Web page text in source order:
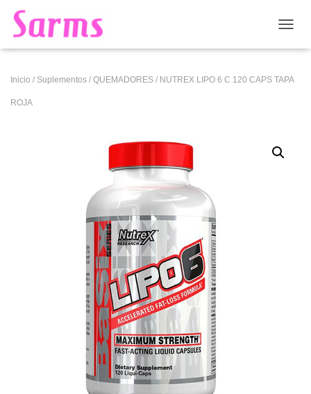
Inicio / Suplementos / QUEMADORES / NUTREX LIPO 6 C 120 CAPS TAPA
ROJA